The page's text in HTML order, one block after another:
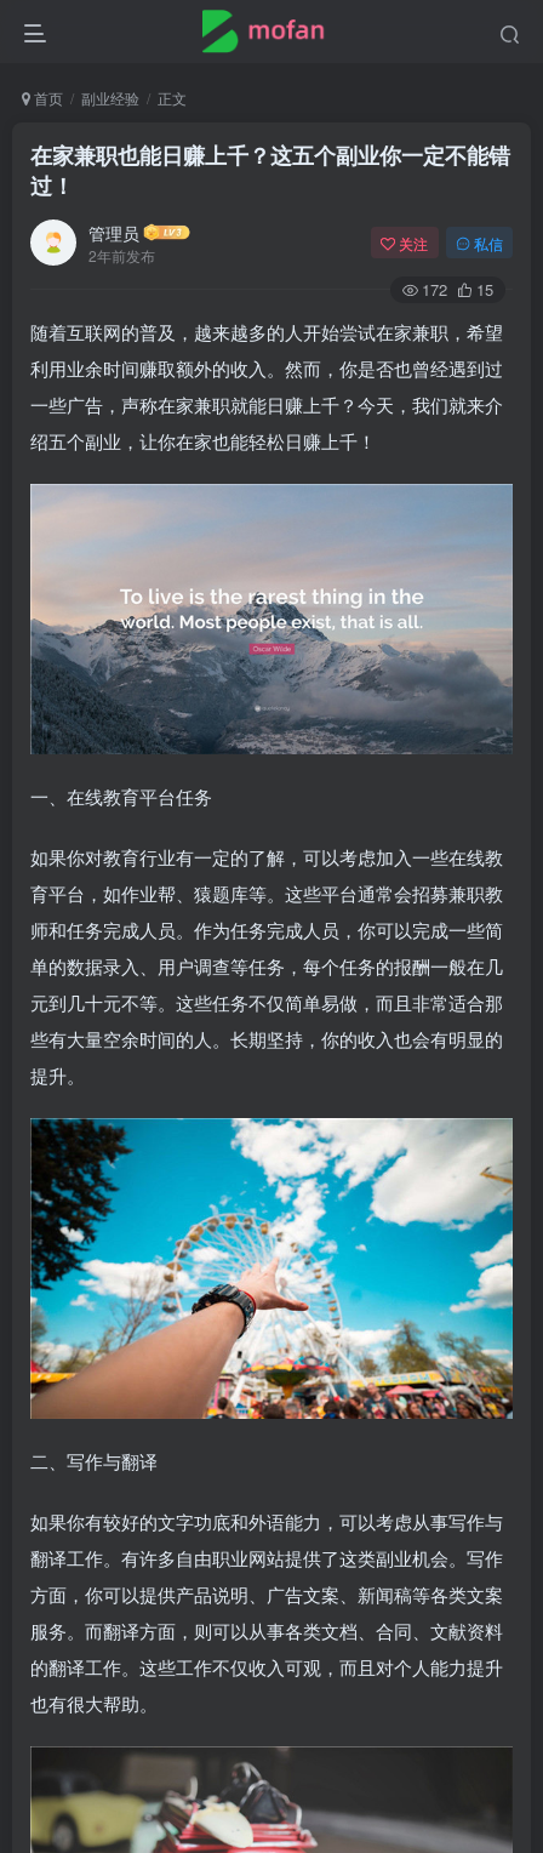
首页 副业经验 正文
在家兼职也能日赚上千？这五个副业你一定不能错
过！
管理员
2年前发布
关注 私信
172 15
随着互联网的普及，越来越多的人开始尝试在家兼职，希望
利用业余时间赚取额外的收入。然而，你是否也曾经遇到过
一些广告，声称在家兼职就能日赚上千？今天，我们就来介
绍五个副业，让你在家也能轻松日赚上千！
一、在线教育平台任务
如果你对教育行业有一定的了解，可以考虑加入一些在线教
育平台，如作业帮、猿题库等。这些平台通常会招募兼职教
师和任务完成人员。作为任务完成人员，你可以完成一些简
单的数据录入、用户调查等任务，每个任务的报酬一般在几
元到几十元不等。这些任务不仅简单易做，而且非常适合那
些有大量空余时间的人。长期坚持，你的收入也会有明显的
提升。
二、写作与翻译
如果你有较好的文字功底和外语能力，可以考虑从事写作与
翻译工作。有许多自由职业网站提供了这类副业机会。写作
方面，你可以提供产品说明、广告文案、新闻稿等各类文案
服务。而翻译方面，则可以从事各类文档、合同、文献资料
的翻译工作。这些工作不仅收入可观，而且对个人能力提升
也有很大帮助。